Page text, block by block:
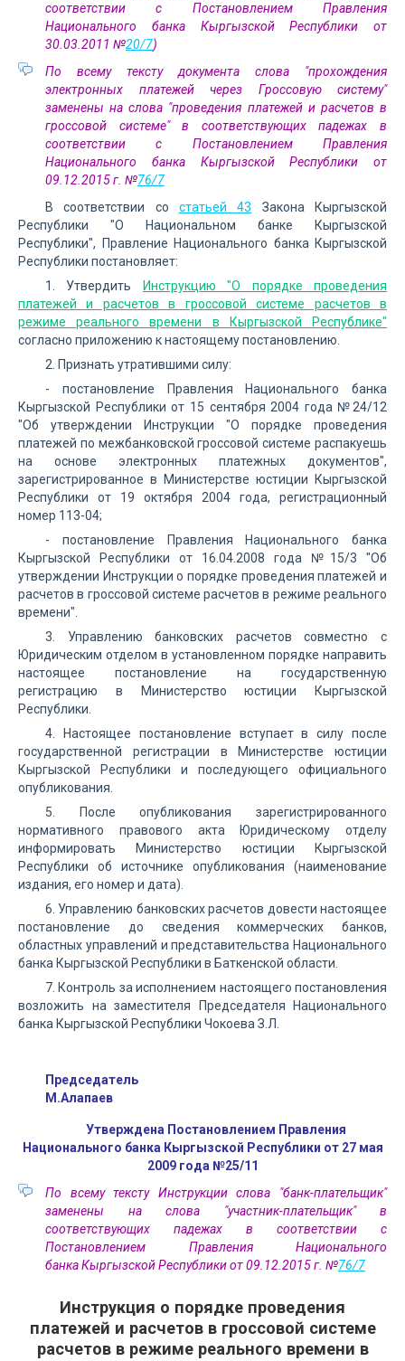
соответствии с Постановлением Правления
Национального банка Кыргызской Республики от
30.03.2011 №20/7)
По всему тексту документа слова "прохождения
электронных платежей через Гроссовую систему"
заменены на слова "проведения платежей и расчетов в
гроссовой системе" в соответствующих падежах в
соответствии с Постановлением Правления
Национального банка Кыргызской Республики от
09.12.2015 г. №76/7
В соответствии со статьей 43 Закона Кыргызской
Республики "О Национальном банке Кыргызской
Республики", Правление Национального банка Кыргызской
Республики постановляет:
1. Утвердить
Инструкцию "О порядке проведения
платежей и расчетов в гроссовой системе расчетов в
режиме реального времени в Кыргызской Республике"
согласно приложению к настоящему постановлению.
2. Признать утратившими силу:
- постановление Правления Национального банка
Кыргызской Республики от 15 сентября 2004 года №24/12
"Об утверждении Инструкции "О порядке проведения
платежей по межбанковской гроссовой системе распакуешь
на основе электронных платежных документов",
зарегистрированное в Министерстве юстиции Кыргызской
Республики от 19 октября 2004 года, регистрационный
номер 113-04;
- постановление Правления Национального банка
Кыргызской Республики от 16.04.2008 года №15/3 "Об
утверждении Инструкции о порядке проведения платежей и
расчетов в гроссовой системе расчетов в режиме реального
времени".
3. Управлению банковских расчетов совместно с
Юридическим отделом в установленном порядке направить
настоящее постановление на государственную
регистрацию в Министерство юстиции Кыргызской
Республики.
4. Настоящее постановление вступает в силу после
государственной регистрации в Министерстве юстиции
Кыргызской Республики и последующего официального
опубликования.
5. После опубликования зарегистрированного
нормативного правового акта Юридическому отделу
информировать Министерство юстиции Кыргызской
Республики об источнике опубликования (наименование
издания, его номер и дата).
6. Управлению банковских расчетов довести настоящее
постановление до сведения коммерческих банков,
областных управлений и представительства Национального
банка Кыргызской Республики в Баткенской области.
7. Контроль за исполнением настоящего постановления
возложить на заместителя Председателя Национального
банка Кыргызской Республики Чокоева З.Л.
Председатель
М.Алапаев
Утверждена Постановлением Правления
Национального банка Кыргызской Республики от 27 мая
2009 года №25/11
По всему тексту Инструкции слова "банк-плательщик"
заменены на слова "участник-плательщик" в
соответствующих падежах в соответствии с
Постановлением Правления Национального
банка Кыргызской Республики от 09.12.2015 г. №76/7
Инструкция о порядке проведения
платежей и расчетов в гроссовой системе
расчетов в режиме реального времени в